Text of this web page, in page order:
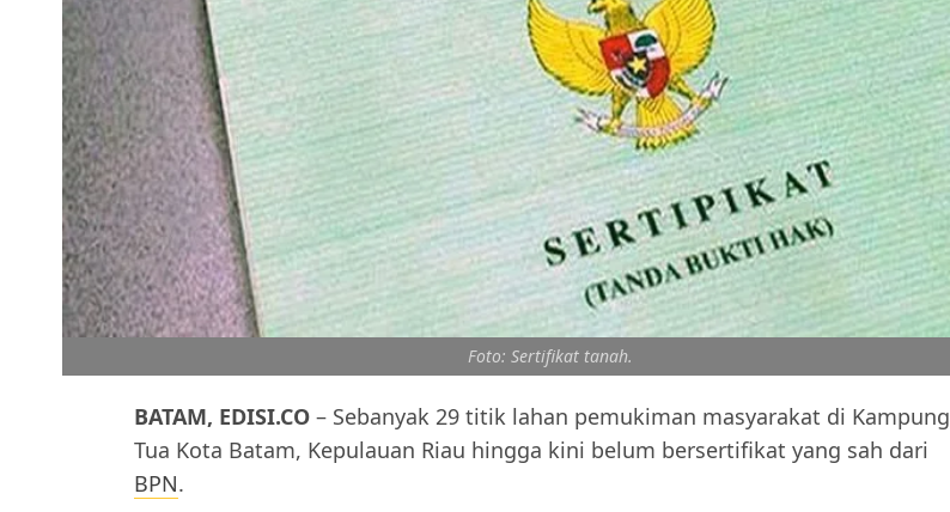
Foto: Sertifikat tanah.
BATAM, EDISI.CO – Sebanyak 29 titik lahan pemukiman masyarakat di Kampung
Tua Kota Batam, Kepulauan Riau hingga kini belum bersertifikat yang sah dari
BPN.